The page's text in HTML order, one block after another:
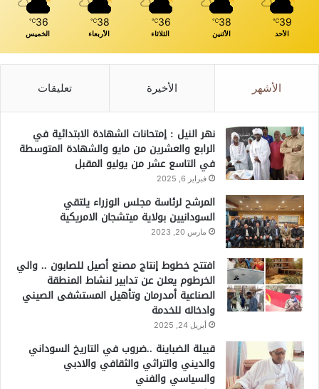
39
℃
الأحد
38
℃
الأثنين
36
℃
الثلاثاء
38
℃
الأربعاء
36
℃
الخميس
الأشهر الأخيرة تعليقات
نهر النيل : إمتحانات الشهادة الابتدائية في
الرابع والعشرين من مايو والشهادة المتوسطة
في التاسع عشر من يوليو المقبل
فبراير 6, 2025
المرشح لرئاسة مجلس الوزراء يلتقي
السودانيين بولاية ميتشجان الامريكية
مارس 20, 2023
افتتح خطوط إنتاج مصنع أصيل للصابون .. والي
الخرطوم يعلن عن تدابير لنشاط المنطقة
الصناعية أمدرمان وتأهيل المستشفى الصيني
وادخاله للخدمة
أبريل 24, 2025
قبيلة الضباينة ..ضروب في التاريخ السوداني
والديني والتراثي والثقافي والادبي
والسياسي والفني